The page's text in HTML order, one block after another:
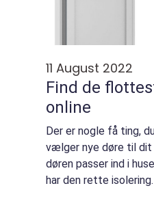
11 August 2022
Find de
online
Der er nogle få ting,
vælger nye døre til dit
døren passer ind i
har den rette